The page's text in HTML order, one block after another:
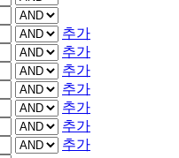
추가
추가
추가
추가
추가
추가
추가